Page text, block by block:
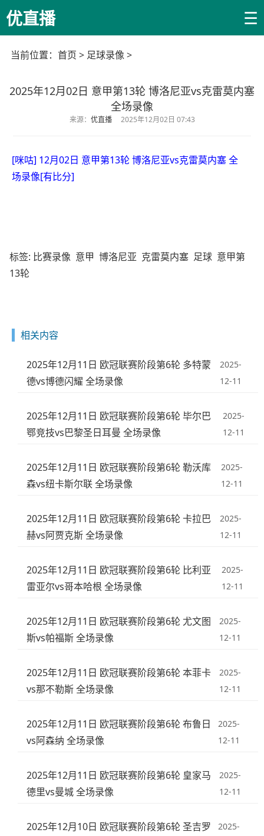
优直播 ☰
当前位置： 首页 > 足球录像 >
2025年12月02日 意甲第13轮 博洛尼亚vs克雷莫内塞
全场录像
来源： 优直播 2025年12月02日 07:43
[咪咕] 12月02日 意甲第13轮 博洛尼亚vs克雷莫内塞 全
场录像[有比分]
标签: 比赛录像 意甲 博洛尼亚 克雷莫内塞 足球 意甲第
13轮
相关内容
2025年12月11日 欧冠联赛阶段第6轮 多特蒙
德vs博德闪耀 全场录像
2025-
12-11
2025年12月11日 欧冠联赛阶段第6轮 毕尔巴
鄂竞技vs巴黎圣日耳曼 全场录像
2025-
12-11
2025年12月11日 欧冠联赛阶段第6轮 勒沃库
森vs纽卡斯尔联 全场录像
2025-
12-11
2025年12月11日 欧冠联赛阶段第6轮 卡拉巴
赫vs阿贾克斯 全场录像
2025-
12-11
2025年12月11日 欧冠联赛阶段第6轮 比利亚
雷亚尔vs哥本哈根 全场录像
2025-
12-11
2025年12月11日 欧冠联赛阶段第6轮 尤文图
斯vs帕福斯 全场录像
2025-
12-11
2025年12月11日 欧冠联赛阶段第6轮 本菲卡
vs那不勒斯 全场录像
2025-
12-11
2025年12月11日 欧冠联赛阶段第6轮 布鲁日
vs阿森纳 全场录像
2025-
12-11
2025年12月11日 欧冠联赛阶段第6轮 皇家马
德里vs曼城 全场录像
2025-
12-11
2025年12月10日 欧冠联赛阶段第6轮 圣吉罗
2025-